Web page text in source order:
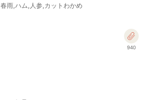
春雨,ハム,人参,カットわかめ
940